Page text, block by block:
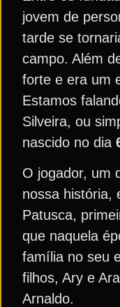
jovem de
tarde se
campo. Além
forte e era um
Estamos
Silveira, ou
nascido no dia
O jogador, um
nossa história,
Patusca,
que naquela
família no seu
filhos, Ary e
Arnaldo.